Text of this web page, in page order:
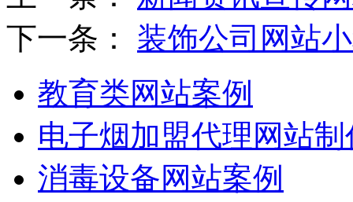
下一条： 装饰公司网站
教育类网站案例
电子烟加盟代理网站
消毒设备网站案例